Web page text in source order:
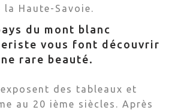
la Haute-Savoie.
du mont blanc
vous font découvrir
rare beauté.
des tableaux et
au 20 ième siècles. Après